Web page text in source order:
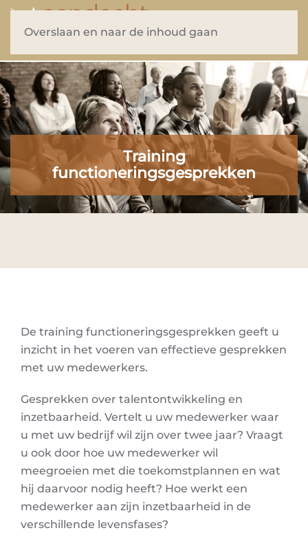
Overslaan en naar de inhoud gaan
Training
functioneringsgesprekken
De training functioneringsgesprekken geeft u
inzicht in het voeren van effectieve gesprekken
met uw medewerkers.
Gesprekken over talentontwikkeling en
inzetbaarheid. Vertelt u uw medewerker waar
u met uw bedrijf wil zijn over twee jaar? Vraagt
u ook door hoe uw medewerker wil
meegroeien met die toekomstplannen en wat
hij daarvoor nodig heeft? Hoe werkt een
medewerker aan zijn inzetbaarheid in de
verschillende levensfases?